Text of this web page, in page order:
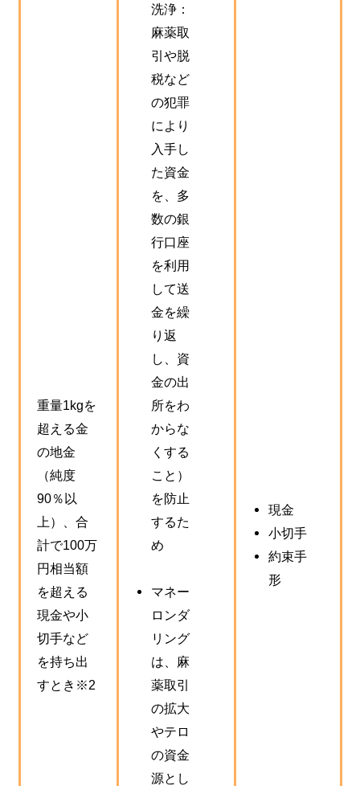
重量1kgを
超える金
の地金
（純度
90％以
上）、合
計で100万
円相当額
を超える
現金や小
切手など
を持ち出
すとき※2
洗浄：
麻薬取
引や脱
税など
の犯罪
により
入手し
た資金
を、多
数の銀
行口座
を利用
して送
金を繰
り返
し、資
金の出
所をわ
からな
くする
こと）
を防止
するた
め
マネー
ロンダ
リング
は、麻
薬取引
の拡大
やテロ
の資金
源とし
現金
小切手
約束手
形